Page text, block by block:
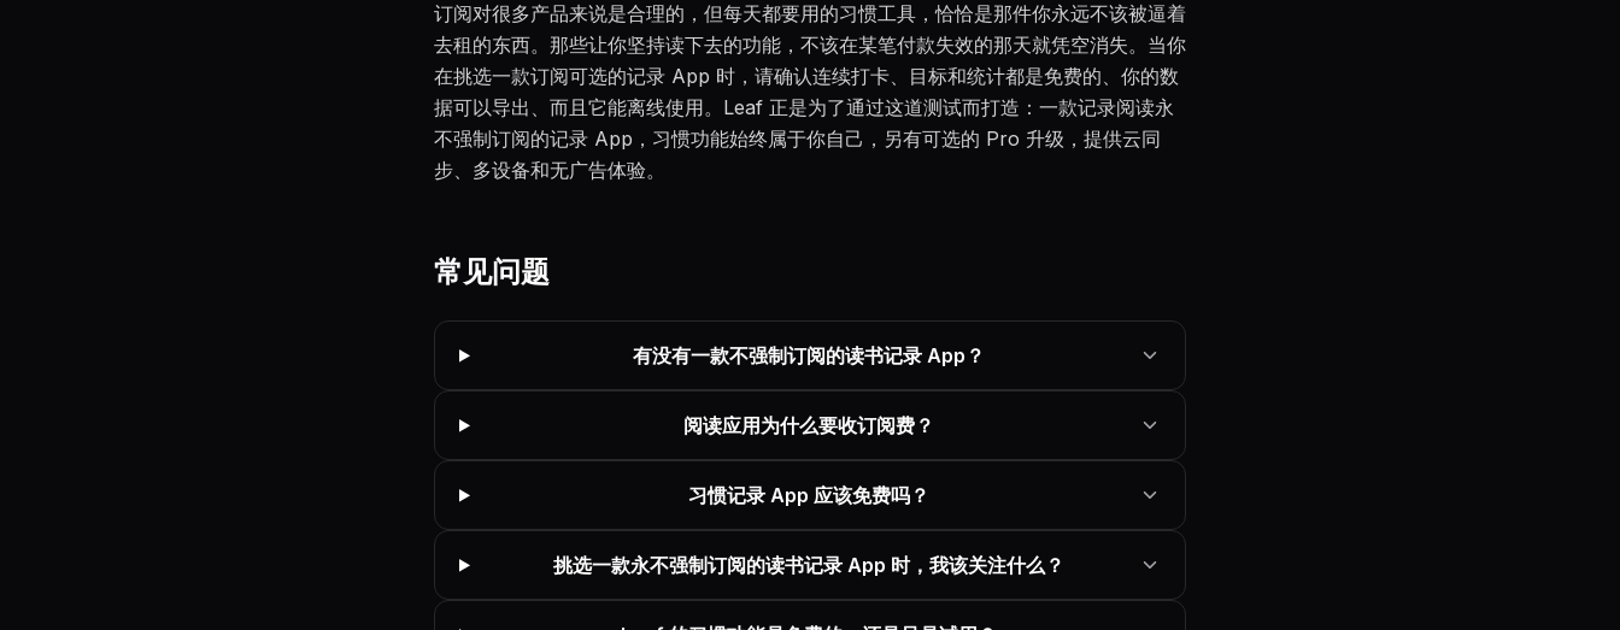
订阅对很多产品来说是合理的，但每天都要用的习惯工具，恰恰是那件你永远不该被逼着
去租的东西。那些让你坚持读下去的功能，不该在某笔付款失效的那天就凭空消失。当你
在挑选一款订阅可选的记录 App 时，请确认连续打卡、目标和统计都是免费的、你的数
据可以导出、而且它能离线使用。Leaf 正是为了通过这道测试而打造：一款记录阅读永
不强制订阅的记录 App，习惯功能始终属于你自己，另有可选的 Pro 升级，提供云同
步、多设备和无广告体验。
常见问题
有没有一款不强制订阅的读书记录 App？
阅读应用为什么要收订阅费？
习惯记录 App 应该免费吗？
挑选一款永不强制订阅的读书记录 App 时，我该关注什么？